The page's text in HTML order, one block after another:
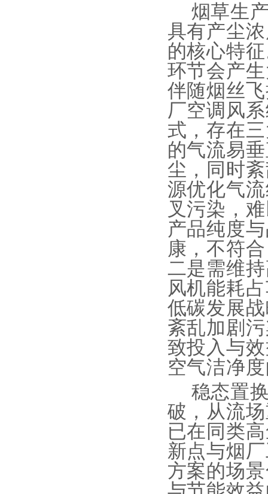
烟草生
具有产尘
的核心特
环节会产
伴随烟丝
厂空调风
式，存在
的气流易
尘，同时
源优化气
叉污染，
产品纯度
康，不符
二是需维
风机能耗
低碳发展
紊乱加剧
致投入与
空气洁净
稳态置
破，从流
已在同类
新点与烟
方案的场